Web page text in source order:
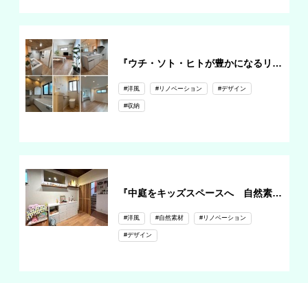
『ウチ・ソト・ヒトが豊かになるリフォーム～ウチ編～』
#洋風 #リノベーション #デザイン
#収納
『中庭をキッズスペースへ 自然素材で造るナチュラル空間』
#洋風 #自然素材 #リノベーション
#デザイン